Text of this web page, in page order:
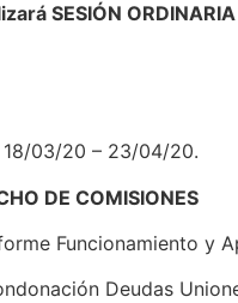
SESIÓN
18/03/20 – 23/04/20.
DE COMISIONES
Funcionamiento
Deudas